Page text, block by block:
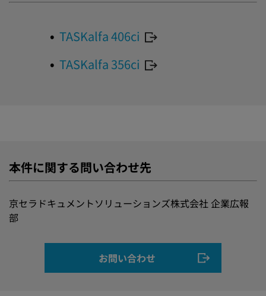
TASKalfa 406ci
TASKalfa 356ci
本件に関する問い合わせ先
京セラドキュメントソリューションズ株式会社 企業広報
部
お問い合わせ